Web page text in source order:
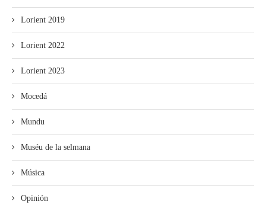
Lorient 2019
Lorient 2022
Lorient 2023
Mocedá
Mundu
Muséu de la selmana
Música
Opinión